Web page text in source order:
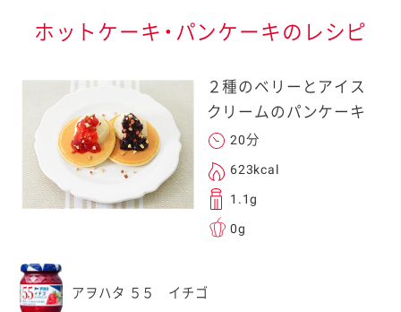
ホットケーキ・パンケーキのレシピ
２種のベリーとアイス
クリームのパンケーキ
20分
623kcal
1.1g
0g
アヲハタ ５５ イチゴ